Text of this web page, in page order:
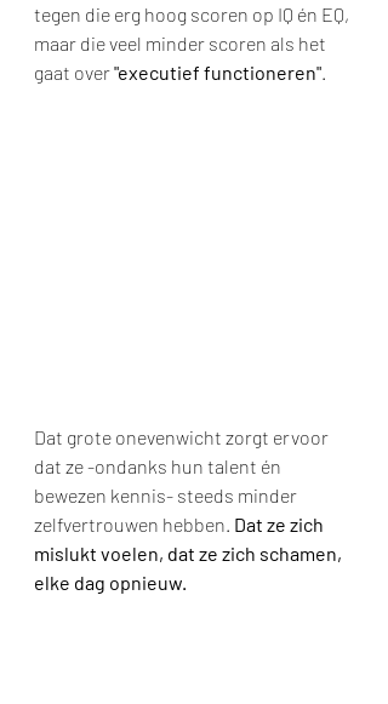
tegen die erg hoog scoren op IQ én EQ,
maar die veel minder scoren als het
gaat over "executief functioneren".
Dat grote onevenwicht zorgt ervoor
dat ze -ondanks hun talent én
bewezen kennis- steeds minder
zelfvertrouwen hebben. Dat ze zich
mislukt voelen, dat ze zich schamen,
elke dag opnieuw.